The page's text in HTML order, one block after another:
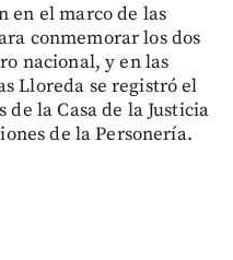
en el marco de las
conmemorar los dos
nacional, y en las
Lloreda se registró el
la Casa de la Justicia
de la Personería.